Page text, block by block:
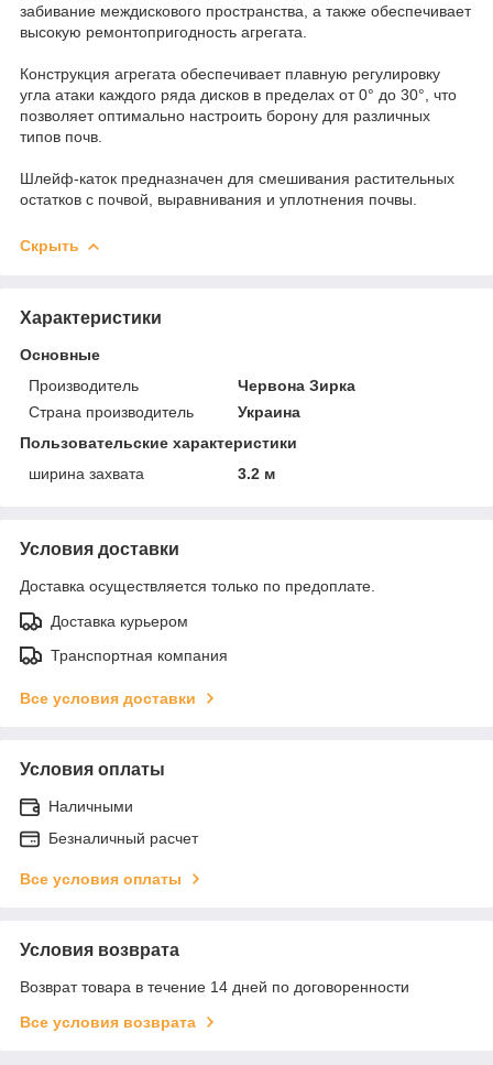
забивание междискового пространства, а также обеспечивает
высокую ремонтопригодность агрегата.
Конструкция агрегата обеспечивает плавную регулировку
угла атаки каждого ряда дисков в пределах от 0° до 30°, что
позволяет оптимально настроить борону для различных
типов почв.
Шлейф-каток предназначен для смешивания растительных
остатков с почвой, выравнивания и уплотнения почвы.
Скрыть
Характеристики
Основные
Производитель
Червона Зирка
Страна производитель
Украина
Пользовательские характеристики
ширина захвата
3.2 м
Условия доставки
Доставка осуществляется только по предоплате.
Доставка курьером
Транспортная компания
Все условия доставки
Условия оплаты
Наличными
Безналичный расчет
Все условия оплаты
Условия возврата
Возврат товара в течение 14 дней по договоренности
Все условия возврата